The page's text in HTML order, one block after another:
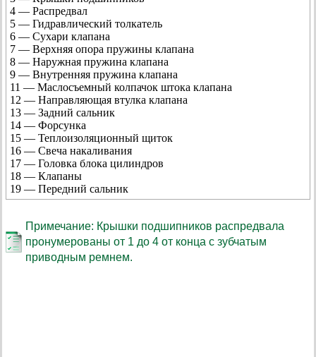
4 — Распредвал
5 — Гидравлический толкатель
6 — Сухари клапана
7 — Верхняя опора пружины клапана
8 — Наружная пружина клапана
9 — Внутренняя пружина клапана
11 — Маслосъемный колпачок штока клапана
12 — Направляющая втулка клапана
13 — Задний сальник
14 — Форсунка
15 — Теплоизоляционный щиток
16 — Свеча накаливания
17 — Головка блока цилиндров
18 — Клапаны
19 — Передний сальник
Примечание: Крышки подшипников распредвала
пронумерованы от 1 до 4 от конца с зубчатым
приводным ремнем.